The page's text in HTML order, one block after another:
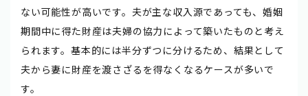
ない可能性が高いです。夫が主な収入源であっても、婚姻
期間中に得た財産は夫婦の協力によって築いたものと考え
られます。基本的には半分ずつに分けるため、結果として
夫から妻に財産を渡さざるを得なくなるケースが多いで
す。